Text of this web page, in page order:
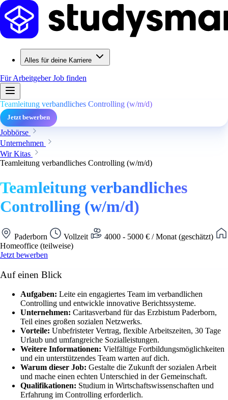
Alles für deine Karriere
Für ArbeitgeberJob finden
Teamleitung verbandliches Controlling (w/m/d)
Jetzt bewerben
Jobbörse
Unternehmen
Wir Kitas
Teamleitung verbandliches Controlling (w/m/d)
Teamleitung verbandliches
Controlling (w/m/d)
Paderborn Vollzeit
4000 - 5000 € / Monat (geschätzt)
Homeoffice (teilweise)
Jetzt bewerben
Auf einen Blick
Aufgaben: Leite ein engagiertes Team im verbandlichen
Controlling und entwickle innovative Berichtssysteme.
Unternehmen: Caritasverband für das Erzbistum Paderborn,
Teil eines großen sozialen Netzwerks.
Vorteile: Unbefristeter Vertrag, flexible Arbeitszeiten, 30 Tage
Urlaub und umfangreiche Sozialleistungen.
Weitere Informationen: Vielfältige Fortbildungsmöglichkeiten
und ein unterstützendes Team warten auf dich.
Warum dieser Job: Gestalte die Zukunft der sozialen Arbeit
und mache einen echten Unterschied in der Gemeinschaft.
Qualifikationen: Studium in Wirtschaftswissenschaften und
Erfahrung im Controlling erforderlich.